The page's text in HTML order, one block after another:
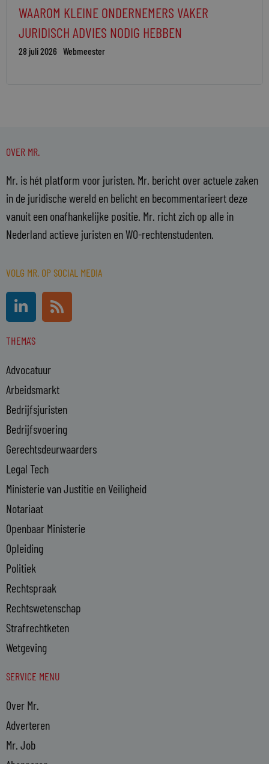
WAAROM KLEINE ONDERNEMERS VAKER
JURIDISCH ADVIES NODIG HEBBEN
28 juli 2026 Webmeester
OVER MR.
Mr. is hét platform voor juristen. Mr. bericht over actuele zaken
in de juridische wereld en belicht en becommentarieert deze
vanuit een onafhankelijke positie. Mr. richt zich op alle in
Nederland actieve juristen en WO-rechtenstudenten.
VOLG MR. OP SOCIAL MEDIA
L
i
n
k
d
i
n
-
i
n
R
s
s
THEMA'S
Advocatuur
Arbeidsmarkt
Bedrijfsjuristen
Bedrijfsvoering
Gerechtsdeurwaarders
Legal Tech
Ministerie van Justitie en Veiligheid
Notariaat
Openbaar Ministerie
Opleiding
Politiek
Rechtspraak
Rechtswetenschap
Strafrechtketen
Wetgeving
SERVICE MENU
Over Mr.
Adverteren
Mr. Job